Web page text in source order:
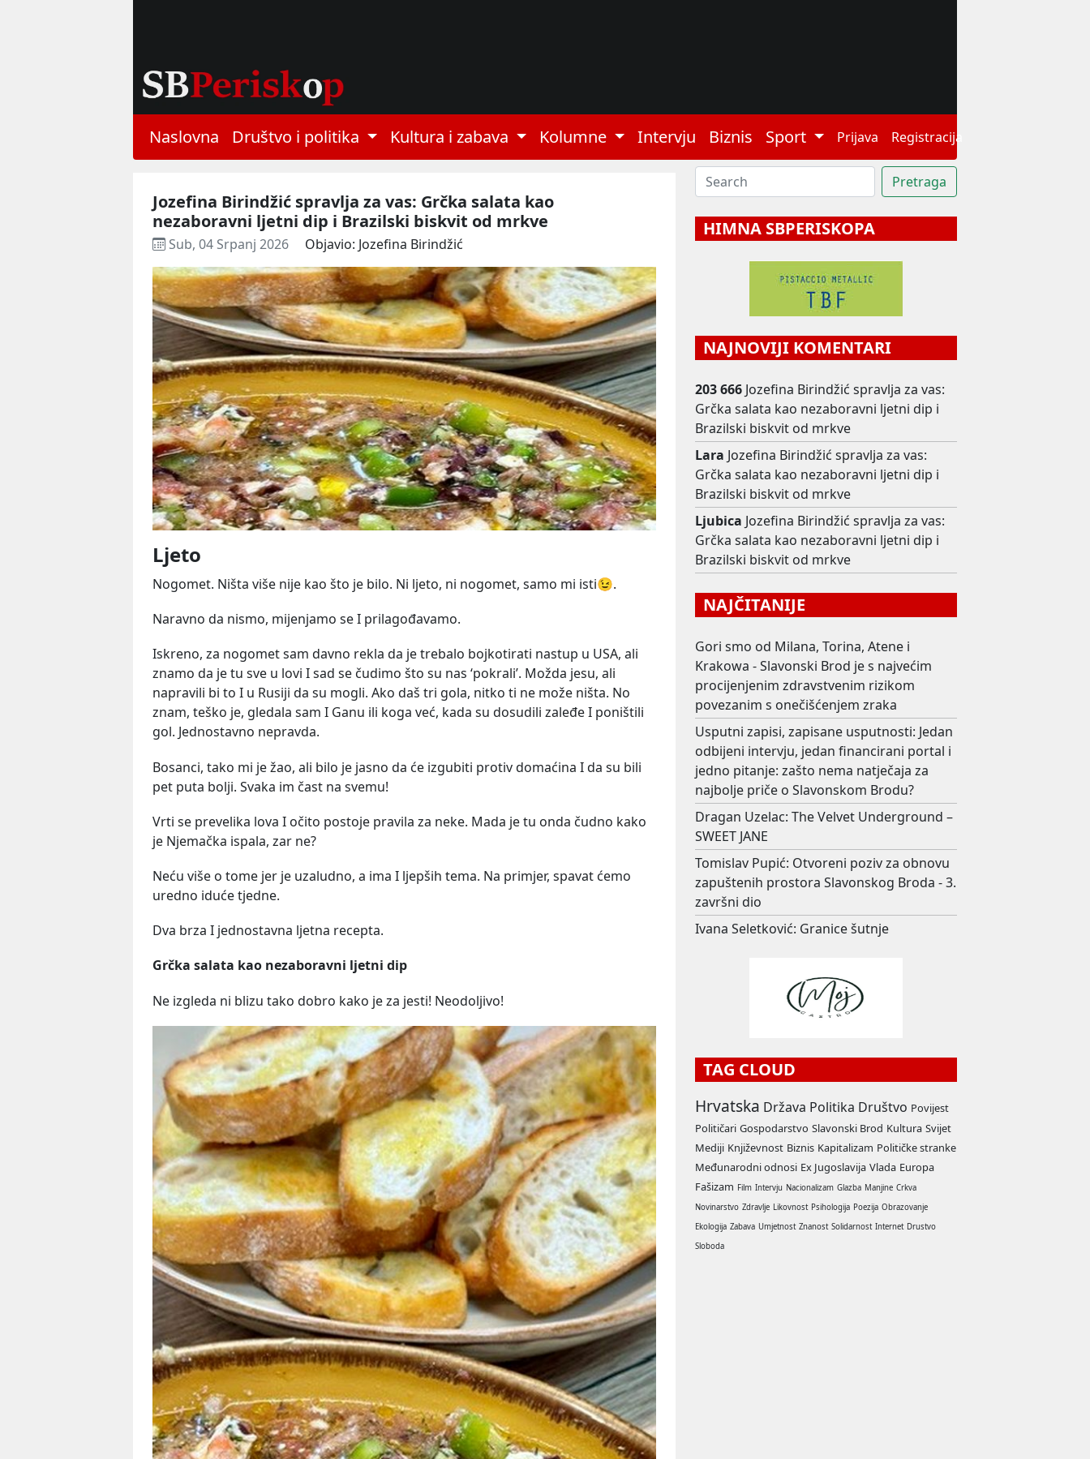
Naslovna Društvo i politika Kultura i zabava Kolumne Intervju Biznis Sport Prijava Registracija
Jozefina Birindžić spravlja za vas: Grčka salata kao
nezaboravni ljetni dip i Brazilski biskvit od mrkve
Sub, 04 Srpanj 2026 Objavio: Jozefina Birindžić
Ljeto
Nogomet. Ništa više nije kao što je bilo. Ni ljeto, ni nogomet, samo mi isti😉.
Naravno da nismo, mijenjamo se I prilagođavamo.
Iskreno, za nogomet sam davno rekla da je trebalo bojkotirati nastup u USA, ali
znamo da je tu sve u lovi I sad se čudimo što su nas ‘pokrali’. Možda jesu, ali
napravili bi to I u Rusiji da su mogli. Ako daš tri gola, nitko ti ne može ništa. No
znam, teško je, gledala sam I Ganu ili koga već, kada su dosudili zaleđe I poništili
gol. Jednostavno nepravda.
Bosanci, tako mi je žao, ali bilo je jasno da će izgubiti protiv domaćina I da su bili
pet puta bolji. Svaka im čast na svemu!
Vrti se prevelika lova I očito postoje pravila za neke. Mada je tu onda čudno kako
je Njemačka ispala, zar ne?
Neću više o tome jer je uzaludno, a ima I ljepših tema. Na primjer, spavat ćemo
uredno iduće tjedne.
Dva brza I jednostavna ljetna recepta.
Grčka salata kao nezaboravni ljetni dip
Ne izgleda ni blizu tako dobro kako je za jesti! Neodoljivo!
HIMNA SBPERISKOPA
NAJNOVIJI KOMENTARI
203 666 Jozefina Birindžić spravlja za vas:
Grčka salata kao nezaboravni ljetni dip i
Brazilski biskvit od mrkve
Lara Jozefina Birindžić spravlja za vas:
Grčka salata kao nezaboravni ljetni dip i
Brazilski biskvit od mrkve
Ljubica Jozefina Birindžić spravlja za vas:
Grčka salata kao nezaboravni ljetni dip i
Brazilski biskvit od mrkve
NAJČITANIJE
Gori smo od Milana, Torina, Atene i
Krakowa - Slavonski Brod je s najvećim
procijenjenim zdravstvenim rizikom
povezanim s onečišćenjem zraka
Usputni zapisi, zapisane usputnosti: Jedan
odbijeni intervju, jedan financirani portal i
jedno pitanje: zašto nema natječaja za
najbolje priče o Slavonskom Brodu?
Dragan Uzelac: The Velvet Underground –
SWEET JANE
Tomislav Pupić: Otvoreni poziv za obnovu
zapuštenih prostora Slavonskog Broda - 3.
završni dio
Ivana Seletković: Granice šutnje
TAG CLOUD
Hrvatska Država Politika Društvo Povijest
Političari Gospodarstvo Slavonski Brod Kultura Svijet
Mediji Književnost Biznis Kapitalizam Političke stranke
Međunarodni odnosi Ex Jugoslavija Vlada Europa
Fašizam Film Intervju Nacionalizam Glazba Manjine Crkva
Novinarstvo Zdravlje Likovnost Psihologija Poezija Obrazovanje
Ekologija Zabava Umjetnost Znanost Solidarnost Internet Drustvo
Sloboda